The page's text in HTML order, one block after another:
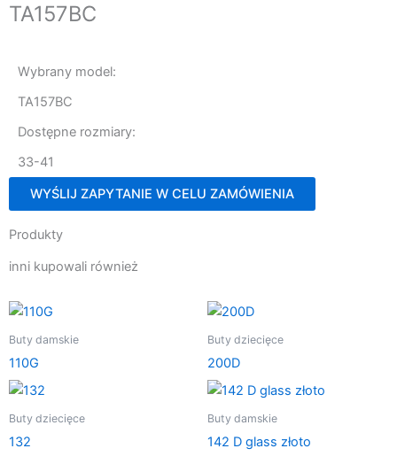
TA157BC
Wybrany model:
TA157BC
Dostępne rozmiary:
33-41
WYŚLIJ ZAPYTANIE W CELU ZAMÓWIENIA
Produkty
inni kupowali również
Buty damskie
110G
Buty dziecięce
200D
Buty dziecięce
132
Buty damskie
142 D glass złoto